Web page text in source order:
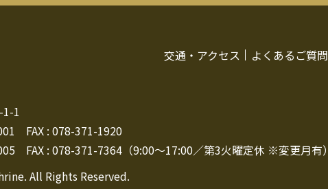
交通・アクセス よくあるご質問
1
FAX : 078-371-1920
FAX : 078-371-7364（9:00～17:00／第3火曜定休 ※変更月有）
All Rights Reserved.